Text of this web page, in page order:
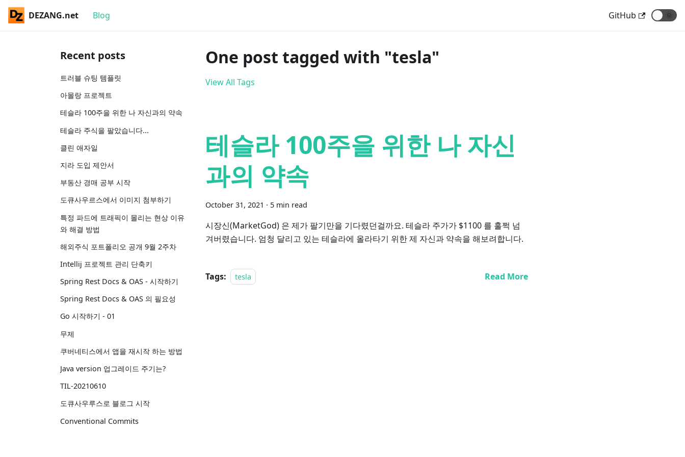
DEZANG.net Blog GitHub 🌞
Recent posts
트러블 슈팅 템플릿
아몰랑 프로젝트
테슬라 100주을 위한 나 자신과의 약속
테슬라 주식을 팔았습니다...
클린 애자일
지라 도입 제안서
부동산 경매 공부 시작
도큐사우르스에서 이미지 첨부하기
특정 파드에 트래픽이 몰리는 현상 이유
와 해결 방법
해외주식 포트폴리오 공개 9월 2주차
Intellij 프로젝트 관리 단축키
Spring Rest Docs & OAS - 시작하기
Spring Rest Docs & OAS 의 필요성
Go 시작하기 - 01
무제
쿠버네티스에서 앱을 재시작 하는 방법
Java version 업그레이드 주기는?
TIL-20210610
도큐사우루스로 블로그 시작
Conventional Commits
One post tagged with "tesla"
View All Tags
테슬라 100주을 위한 나 자신
과의 약속
October 31, 2021 · 5 min read
시장신(MarketGod) 은 제가 팔기만을 기다렸던걸까요. 테슬라 주가가 $1100 를 훌쩍 넘
겨버렸습니다. 엄청 달리고 있는 테슬라에 올라타기 위한 제 자신과 약속을 해보려합니다.
Tags: tesla Read More